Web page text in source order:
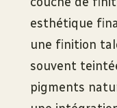
esthétique
une finition
souvent
pigments